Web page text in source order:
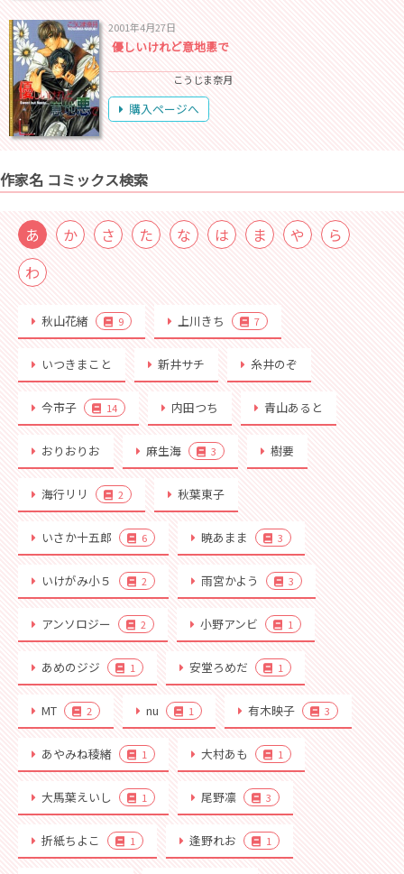
2001年4月27日
優しいけれど意地悪で
こうじま奈月
購入ページへ
作家名 コミックス検索
あ か さ た な は ま や
ら
わ
秋山花緒 9 上川きち 7
いつきまこと 新井サチ 糸井のぞ
今市子 14 内田つち 青山あると
おりおりお 麻生海 3 樹要
海行リリ 2 秋葉東子
いさか十五郎 6 暁あまま 3
いけがみ小５ 2 雨宮かよう 3
アンソロジー 2 小野アンビ 1
あめのジジ 1 安堂ろめだ 1
MT 2 nu 1 有木映子 3
あやみね稜緒 1 大村あも 1
大馬葉えいし 1 尾野凛 3
折紙ちよこ 1 逢野れお 1